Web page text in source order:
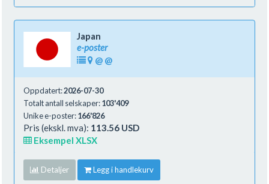
Japan
e-poster
@ @
Oppdatert:2026-07-30
Totalt antall selskaper:103'409
Unike e-poster:166'826
Pris (ekskl. mva): 113.56 USD
Eksempel XLSX
Detaljer Legg i handlekurv